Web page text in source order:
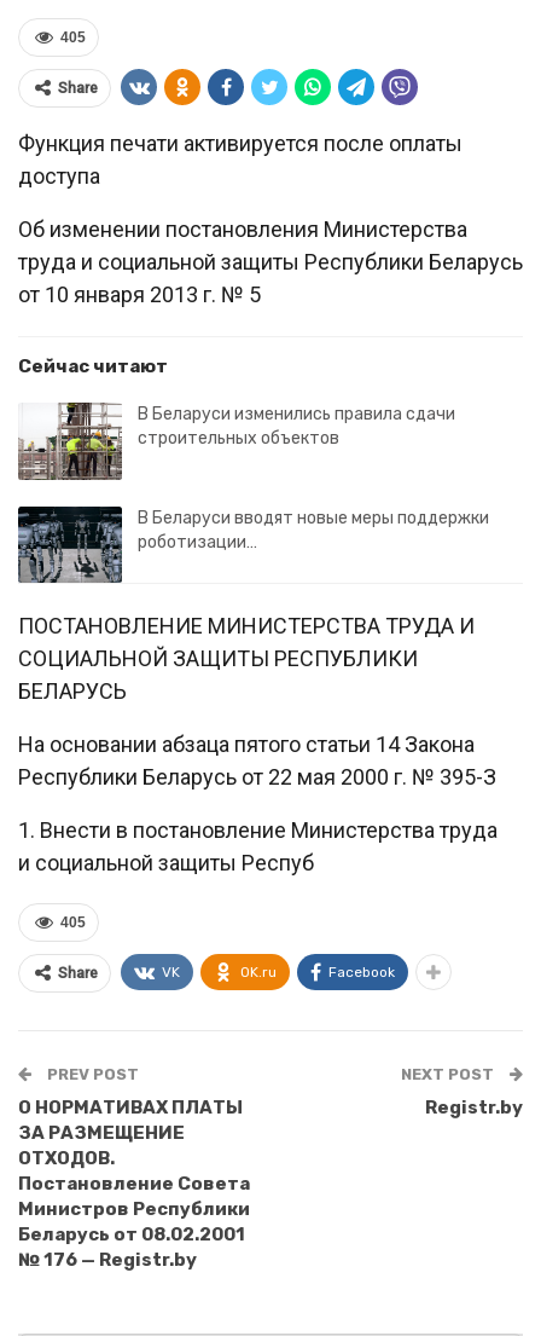
405
Share
Функция печати активируется после оплаты
доступа
Об изменении постановления Министерства
труда и социальной защиты Республики Беларусь
от 10 января 2013 г. № 5
Сейчас читают
В Беларуси изменились правила сдачи
строительных объектов
В Беларуси вводят новые меры поддержки
роботизации…
ПОСТАНОВЛЕНИЕ МИНИСТЕРСТВА ТРУДА И
СОЦИАЛЬНОЙ ЗАЩИТЫ РЕСПУБЛИКИ
БЕЛАРУСЬ
На основании абзаца пятого статьи 14 Закона
Республики Беларусь от 22 мая 2000 г. № 395-З
1. Внести в постановление Министерства труда
и социальной защиты Респуб
405
Share VK OK.ru Facebook
PREV POST
О НОРМАТИВАХ ПЛАТЫ
ЗА РАЗМЕЩЕНИЕ
ОТХОДОВ.
Постановление Совета
Министров Республики
Беларусь от 08.02.2001
№ 176 — Registr.by
NEXT POST
Registr.by